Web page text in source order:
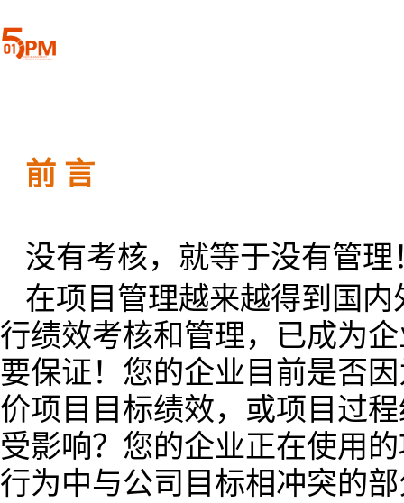
前 言
没有考核，就等于没有管理
在项目管理越来越得到国
行绩效考核和管理，已成为
要保证！您的企业目前是否
价项目目标绩效，或项目过
受影响？您的企业正在使用
行为中与公司目标相冲突的